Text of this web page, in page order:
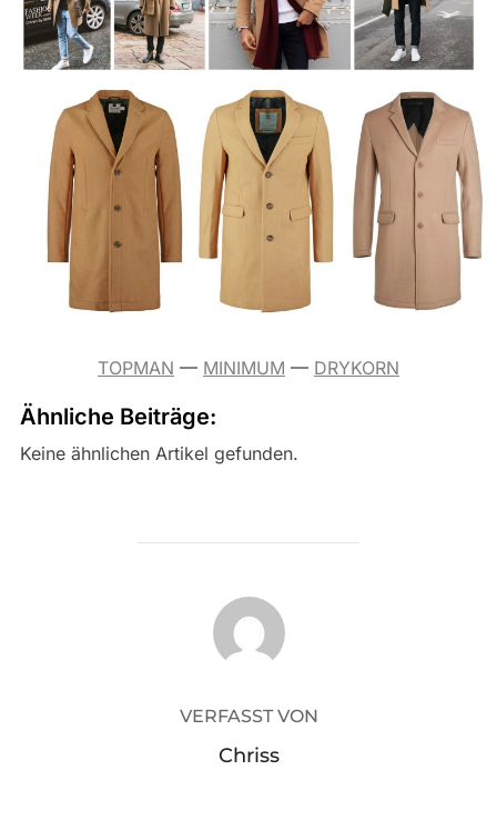
TOPMAN — MINIMUM — DRYKORN
Ähnliche Beiträge:
Keine ähnlichen Artikel gefunden.
BEITRAGSAUTOR
VERFASST VON
Chriss